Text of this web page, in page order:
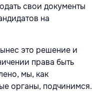
свои документы
на
это решение и
права быть
мы, как
органы, подчинимся.